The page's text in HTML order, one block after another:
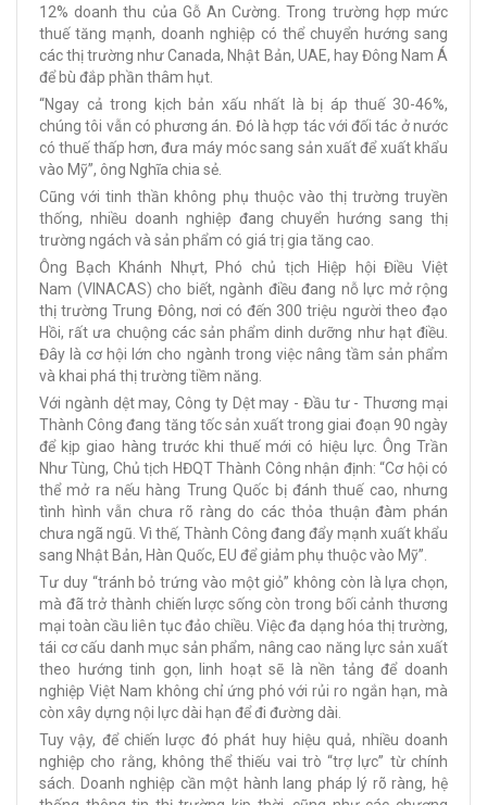
12% doanh thu của Gỗ An Cường. Trong trường hợp mức
thuế tăng mạnh, doanh nghiệp có thể chuyển hướng sang
các thị trường như Canada, Nhật Bản, UAE, hay Đông Nam Á
để bù đắp phần thâm hụt.
“Ngay cả trong kịch bản xấu nhất là bị áp thuế 30-46%,
chúng tôi vẫn có phương án. Đó là hợp tác với đối tác ở nước
có thuế thấp hơn, đưa máy móc sang sản xuất để xuất khẩu
vào Mỹ”, ông Nghĩa chia sẻ.
Cũng với tinh thần không phụ thuộc vào thị trường truyền
thống, nhiều doanh nghiệp đang chuyển hướng sang thị
trường ngách và sản phẩm có giá trị gia tăng cao.
Ông Bạch Khánh Nhựt, Phó chủ tịch Hiệp hội Điều Việt
Nam (VINACAS) cho biết, ngành điều đang nỗ lực mở rộng
thị trường Trung Đông, nơi có đến 300 triệu người theo đạo
Hồi, rất ưa chuộng các sản phẩm dinh dưỡng như hạt điều.
Đây là cơ hội lớn cho ngành trong việc nâng tầm sản phẩm
và khai phá thị trường tiềm năng.
Với ngành dệt may, Công ty Dệt may - Đầu tư - Thương mại
Thành Công đang tăng tốc sản xuất trong giai đoạn 90 ngày
để kịp giao hàng trước khi thuế mới có hiệu lực. Ông Trần
Như Tùng, Chủ tịch HĐQT Thành Công nhận định: “Cơ hội có
thể mở ra nếu hàng Trung Quốc bị đánh thuế cao, nhưng
tình hình vẫn chưa rõ ràng do các thỏa thuận đàm phán
chưa ngã ngũ. Vì thế, Thành Công đang đẩy mạnh xuất khẩu
sang Nhật Bản, Hàn Quốc, EU để giảm phụ thuộc vào Mỹ”.
Tư duy “tránh bỏ trứng vào một giỏ” không còn là lựa chọn,
mà đã trở thành chiến lược sống còn trong bối cảnh thương
mại toàn cầu liên tục đảo chiều. Việc đa dạng hóa thị trường,
tái cơ cấu danh mục sản phẩm, nâng cao năng lực sản xuất
theo hướng tinh gọn, linh hoạt sẽ là nền tảng để doanh
nghiệp Việt Nam không chỉ ứng phó với rủi ro ngắn hạn, mà
còn xây dựng nội lực dài hạn để đi đường dài.
Tuy vậy, để chiến lược đó phát huy hiệu quả, nhiều doanh
nghiệp cho rằng, không thể thiếu vai trò “trợ lực” từ chính
sách. Doanh nghiệp cần một hành lang pháp lý rõ ràng, hệ